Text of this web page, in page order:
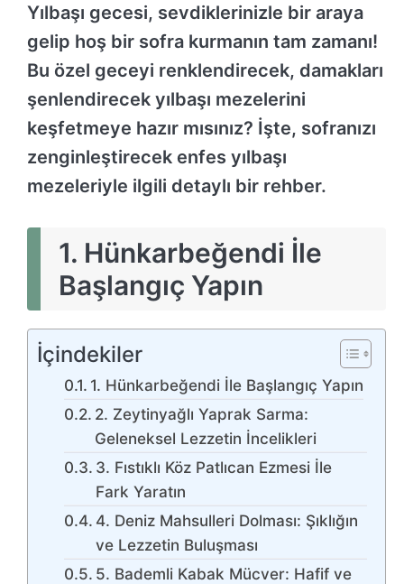
Yılbaşı gecesi, sevdiklerinizle bir araya
gelip hoş bir sofra kurmanın tam zamanı!
Bu özel geceyi renklendirecek, damakları
şenlendirecek yılbaşı mezelerini
keşfetmeye hazır mısınız? İşte, sofranızı
zenginleştirecek enfes yılbaşı
mezeleriyle ilgili detaylı bir rehber.
1. Hünkarbeğendi İle
Başlangıç Yapın
İçindekiler
1. Hünkarbeğendi İle Başlangıç Yapın
2. Zeytinyağlı Yaprak Sarma:
Geleneksel Lezzetin İncelikleri
3. Fıstıklı Köz Patlıcan Ezmesi İle
Fark Yaratın
4. Deniz Mahsulleri Dolması: Şıklığın
ve Lezzetin Buluşması
5. Bademli Kabak Mücver: Hafif ve